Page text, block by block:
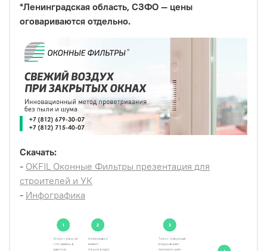
*Ленинградская область, СЗФО — цены
оговариваются отдельно.
Скачать:
- OKFIL Оконные Фильтры презентация для
строителей и УК
- Инфографика